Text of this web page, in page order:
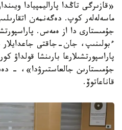
«قازىرگى تاڭدا پاراليمپيادا
ماسەلەلەر كوپ. دەگەنمەن
جۇمىستارى دا از ەمەس.
ءبولىنىپ، جان-جاقتى
پاراسپورتشىلارعا بارىنشا
جۇمىستارىن جالعاستىرۋدا»، -
قاناعاتوۆ.